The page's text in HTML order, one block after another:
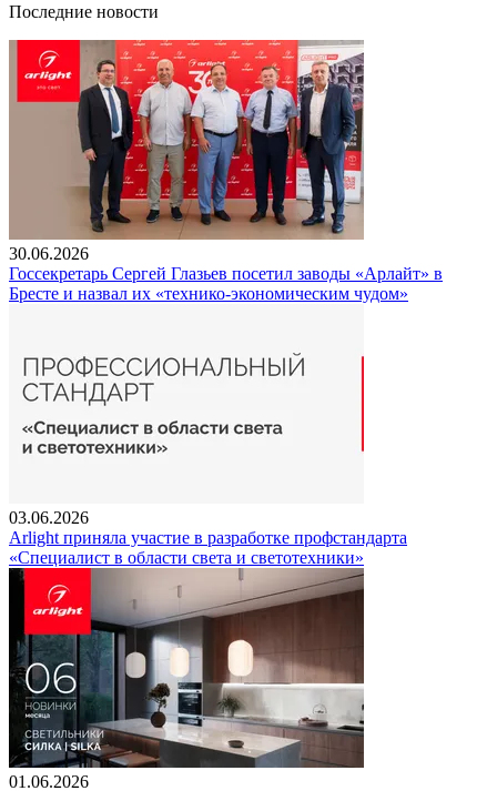
Последние новости
30.06.2026
Госсекретарь Сергей Глазьев посетил заводы «Арлайт» в
Бресте и назвал их «технико-экономическим чудом»
03.06.2026
Arlight приняла участие в разработке профстандарта
«Специалист в области света и светотехники»
01.06.2026